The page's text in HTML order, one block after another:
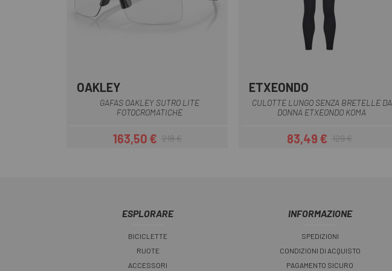
OAKLEY
GAFAS OAKLEY SUTRO LITE
FOTOCROMATICHE
Prezzo
163,50 €Prezzo base
218 €
ETXEONDO
CULOTTE LUNGO SENZA BRETELLE DA
DONNA ETXEONDO KOMA
Prezzo
83,49 €Prezzo base
129 €
ESPLORARE
BICICLETTE
RUOTE
ACCESSORI
INFORMAZIONE
SPEDIZIONI
CONDIZIONI DI ACQUISTO
PAGAMENTO SICURO